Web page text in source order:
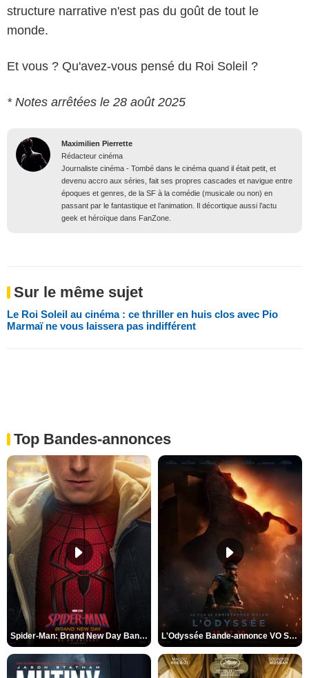
structure narrative n'est pas du goût de tout le
monde.
Et vous ? Qu'avez-vous pensé du Roi Soleil ?
* Notes arrêtées le 28 août 2025
Maximilien Pierrette
Rédacteur cinéma
Journaliste cinéma - Tombé dans le cinéma quand il était petit, et
devenu accro aux séries, fait ses propres cascades et navigue entre
époques et genres, de la SF à la comédie (musicale ou non) en
passant par le fantastique et l’animation. Il décortique aussi l’actu
geek et héroïque dans FanZone.
Sur le même sujet
Le Roi Soleil au cinéma : ce thriller en huis clos avec Pio
Marmaï ne vous laissera pas indifférent
Top Bandes-annonces
Spider-Man: Brand New Day Bande-annonce VO STFR L'Odyssée Bande-annonce VO STFR